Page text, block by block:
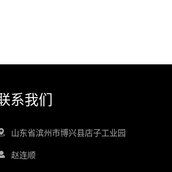
系我们
山东省滨州市博兴县店子工业园
赵连顺